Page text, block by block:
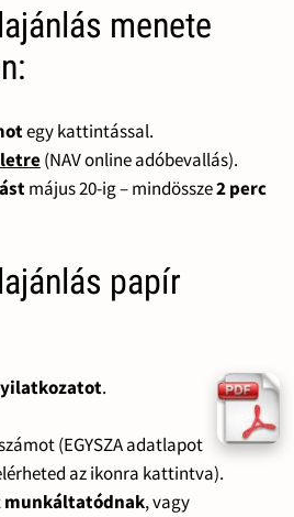
menete
egy kattintással.
(NAV online adóbevallás).
május 20-ig – mindössze2 perc
papír
.
(EGYSZA adatlapot
az ikonra kattintva).
munkáltatódnak, vagy